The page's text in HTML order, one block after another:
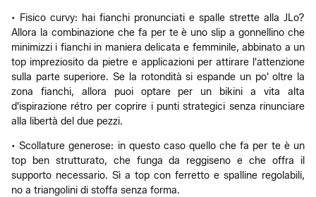
• Fisico curvy: hai fianchi pronunciati e spalle strette alla JLo?
Allora la combinazione che fa per te è uno slip a gonnellino che
minimizzi i fianchi in maniera delicata e femminile, abbinato a un
top impreziosito da pietre e applicazioni per attirare l'attenzione
sulla parte superiore. Se la rotondità si espande un po' oltre la
zona fianchi, allora puoi optare per un bikini a vita alta
d'ispirazione rétro per coprire i punti strategici senza rinunciare
alla libertà del due pezzi.
• Scollature generose: in questo caso quello che fa per te è un
top ben strutturato, che funga da reggiseno e che offra il
supporto necessario. Sì a top con ferretto e spalline regolabili,
no a triangolini di stoffa senza forma.